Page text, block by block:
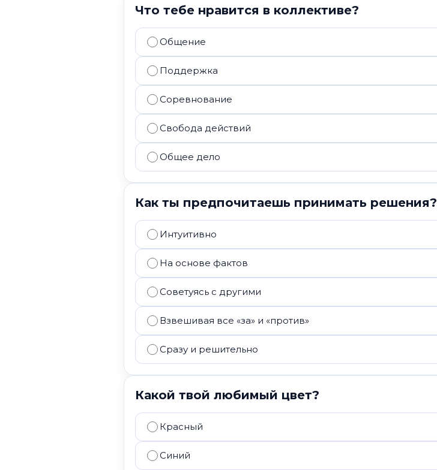
Что тебе нравится в коллективе?
Общение
Поддержка
Соревнование
Свобода действий
Общее дело
Как ты предпочитаешь принимать решения?
Интуитивно
На основе фактов
Советуясь с другими
Взвешивая все «за» и «против»
Сразу и решительно
Какой твой любимый цвет?
Красный
Синий